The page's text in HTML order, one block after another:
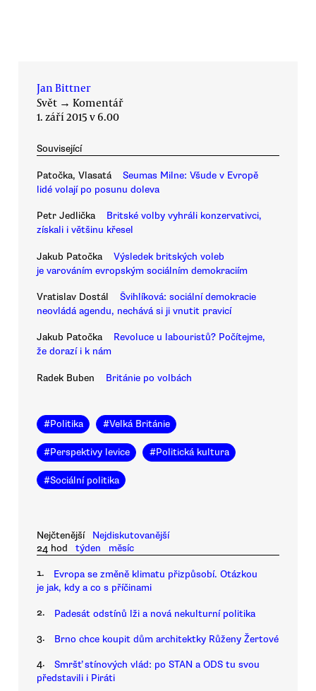
Jan Bittner
Svět → Komentář
1. září 2015 v 6.00
Související
Patočka, Vlasatá
Seumas Milne: Všude v Evropě
lidé volají po posunu doleva
Petr Jedlička
Britské volby vyhráli konzervativci,
získali i většinu křesel
Jakub Patočka
Výsledek britských voleb
je varováním evropským sociálním demokraciím
Vratislav Dostál
Švihlíková: sociální demokracie
neovládá agendu, nechává si ji vnutit pravicí
Jakub Patočka
Revoluce u labouristů? Počítejme,
že dorazí i k nám
Radek Buben Británie po volbách
#Politika #Velká Británie
#Perspektivy levice #Politická kultura
#Sociální politika
Nejčtenější
Nejdiskutovanější
24 hod
týden měsíc
1.
Evropa se změně klimatu přizpůsobí. Otázkou
je jak, kdy a co s příčinami
2. Padesát odstínů lži a nová nekulturní politika
3. Brno chce koupit dům architektky Růženy Žertové
4.
Smršť stínových vlád: po STAN a ODS tu svou
představili i Piráti